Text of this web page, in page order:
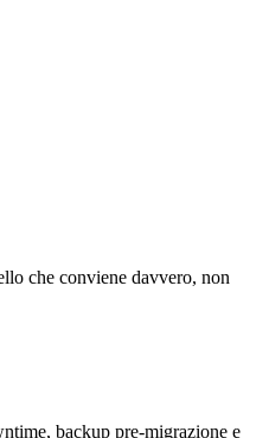
che conviene davvero, non
backup pre-migrazione e